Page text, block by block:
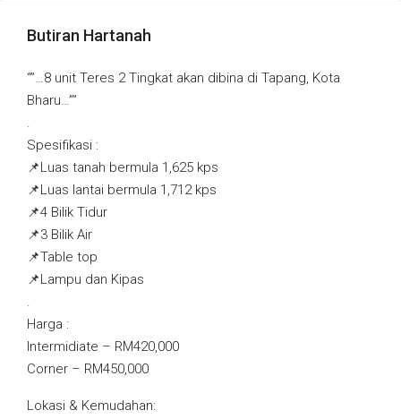
Butiran Hartanah
“”…8 unit Teres 2 Tingkat akan dibina di Tapang, Kota
Bharu…””
.
Spesifikasi :
📌Luas tanah bermula 1,625 kps
📌Luas lantai bermula 1,712 kps
📌4 Bilik Tidur
📌3 Bilik Air
📌Table top
📌Lampu dan Kipas
.
Harga :
Intermidiate – RM420,000
Corner – RM450,000
Lokasi & Kemudahan: